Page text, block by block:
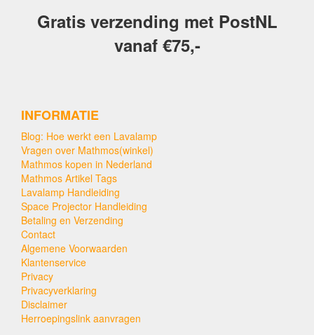
Gratis verzending met PostNL
vanaf €75,-
INFORMATIE
Blog: Hoe werkt een Lavalamp
Vragen over Mathmos(winkel)
Mathmos kopen in Nederland
Mathmos Artikel Tags
Lavalamp Handleiding
Space Projector Handleiding
Betaling en Verzending
Contact
Algemene Voorwaarden
Klantenservice
Privacy
Privacyverklaring
Disclaimer
Herroepingslink aanvragen